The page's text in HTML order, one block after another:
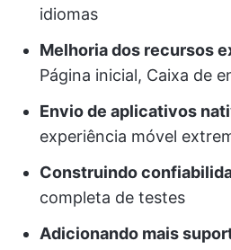
idiomas
Melhoria dos recursos
Página inicial, Caixa de
Envio de aplicativos
experiência móvel
Construindo
completa de testes
Adicionando mais